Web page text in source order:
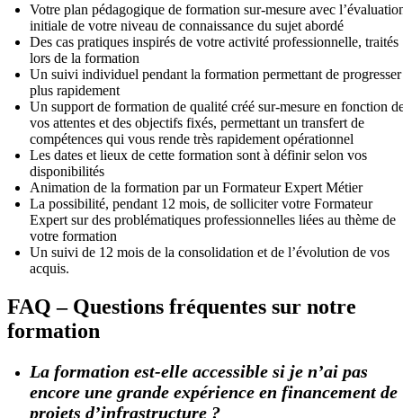
Votre plan pédagogique de formation sur-mesure avec
initiale de votre niveau de connaissance du sujet abordé
Des cas pratiques inspirés de votre activité professionnelle, traités
lors de la formation
Un suivi individuel pendant la formation permettant de progresser
plus rapidement
Un support de formation de qualité créé sur-mesure en fonction
vos attentes et des objectifs fixés, permettant un transfert de
compétences qui vous rende très rapidement opérationnel
Les dates et lieux de cette formation sont à définir selon vos
disponibilités
Animation de la formation par un Formateur Expert Métier
La possibilité, pendant 12 mois, de solliciter votre Formateur
Expert sur des problématiques professionnelles liées au thème de
votre formation
Un suivi de 12 mois de la consolidation et de l’évolution de vos
acquis.
FAQ – Questions fréquentes sur notre
formation
La formation est-elle accessible si je n’ai pas
encore une grande expérience en financement de
projets d’infrastructure ?